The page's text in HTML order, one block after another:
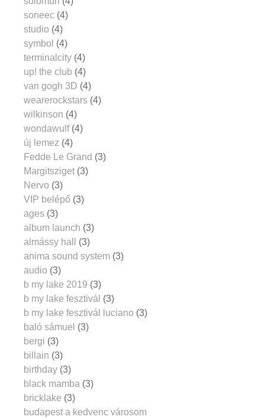
soneec (4)
studio (4)
symbol (4)
terminalcity (4)
up! the club (4)
van gogh 3D (4)
wearerockstars (4)
wilkinson (4)
wondawulf (4)
új lemez (4)
Fedde Le Grand (3)
Margitsziget (3)
Nervo (3)
VIP belépő (3)
ages (3)
album launch (3)
almássy hall
(3)
anima sound system (3)
audio (3)
b my lake 2019 (3)
b my lake fesztivál (3)
b my lake fesztivál luciano (3)
baló sámuel (3)
bergi (3)
billain (3)
birthday (3)
black mamba (3)
bricklake (3)
budapest a kedvenc városom